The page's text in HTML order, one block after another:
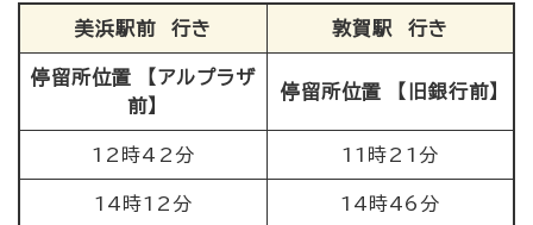
美浜駅前 行き 敦賀駅 行き
停留所位置 【アルプラザ
前】
停留所位置 【旧銀行前】
12時42分 11時21分
14時12分 14時46分